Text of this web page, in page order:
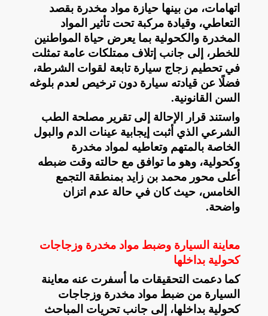
اتهامات، من بينها حيازة مواد مخدرة بقصد
التعاطي، وقيادة مركبة تحت تأثير المواد
المخدرة والكحولية بما يعرض حياة المواطنين
للخطر، إلى جانب إتلاف ممتلكات عامة تمثلت
في تحطيم زجاج سيارة تابعة لقوات الشرطة،
فضلًا عن قيادته سيارة دون ترخيص لعدم بلوغه
السن القانونية.
واستند قرار الإحالة إلى تقرير مصلحة الطب
الشرعي الذي أثبت إيجابية عينات الدم والبول
الخاصة بالمتهم وتعاطيه لمواد مخدرة
وكحولية، وهو ما توافق مع حالته وقت ضبطه
أعلى محور محمد بن زايد بمنطقة التجمع
الخامس، حيث كان في حالة عدم اتزان
واضحة.
معاينة السيارة وضبط مواد مخدرة وزجاجات
كحولية بداخلها
كما دعمت التحقيقات ما أسفرت عنه معاينة
السيارة من ضبط مواد مخدرة وزجاجات
كحولية بداخلها، إلى جانب تحريات المباحث